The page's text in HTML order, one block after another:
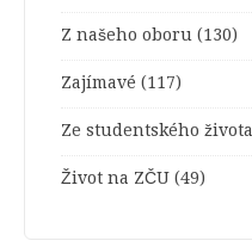
Z našeho oboru (130)
Zajímavé (117)
Ze studentského života
Život na ZČU (49)